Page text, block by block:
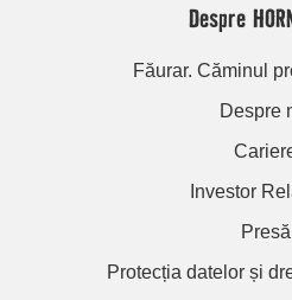
Despre
Făurar. Căminul
Despre
Investor
Presă
Protecția datelor și